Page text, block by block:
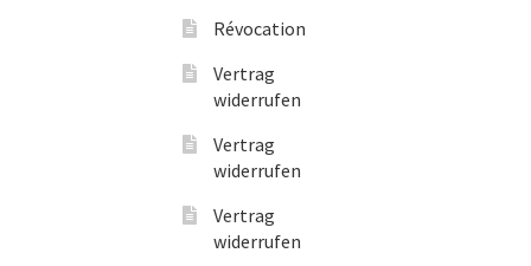
Révocation
Vertrag
widerrufen
Vertrag
widerrufen
Vertrag
widerrufen